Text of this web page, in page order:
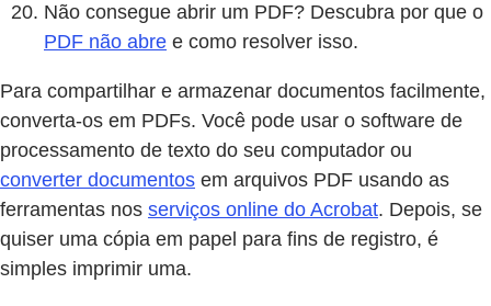
Não consegue abrir um PDF? Descubra por que o
PDF não abre e como resolver isso.
Para compartilhar e armazenar documentos facilmente,
converta-os em PDFs. Você pode usar o software de
processamento de texto do seu computador ou
converter documentos em arquivos PDF usando as
ferramentas nos serviços online do Acrobat. Depois, se
quiser uma cópia em papel para fins de registro, é
simples imprimir uma.